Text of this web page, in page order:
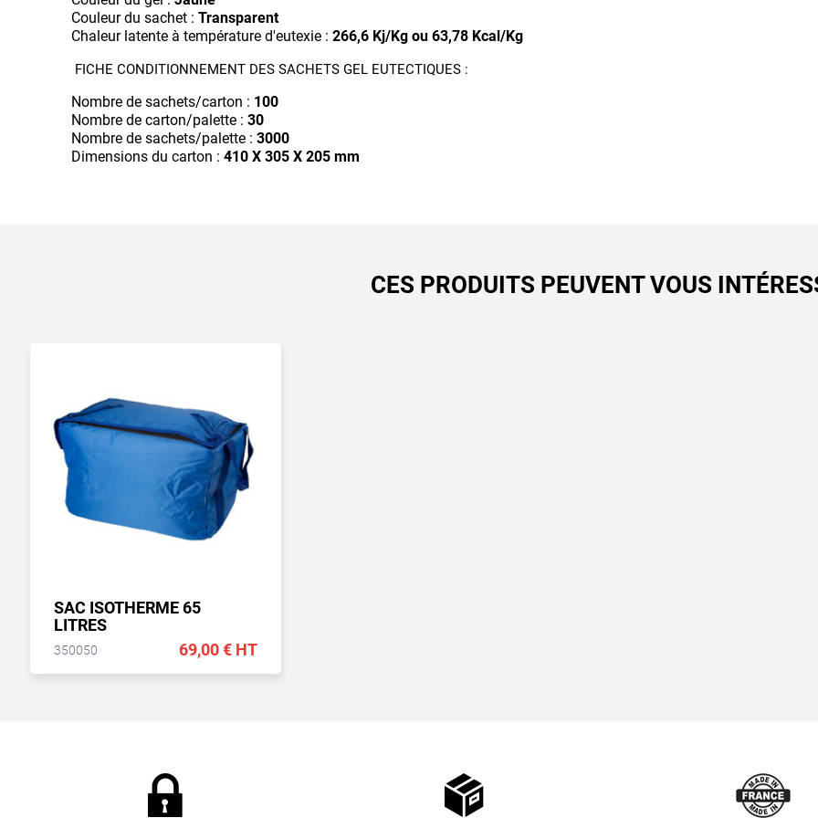
Couleur du sachet : Transparent
Chaleur latente à température d'eutexie : 266,6 Kj/Kg ou 63,78 Kcal/Kg
FICHE CONDITIONNEMENT DES SACHETS GEL EUTECTIQUES :
Nombre de sachets/carton : 100
Nombre de carton/palette : 30
Nombre de sachets/palette : 3000
Dimensions du carton : 410 X 305 X 205 mm
CES PRODUITS PEUVENT VOUS
SAC ISOTHERME 65
LITRES
350050 69,00 € HT